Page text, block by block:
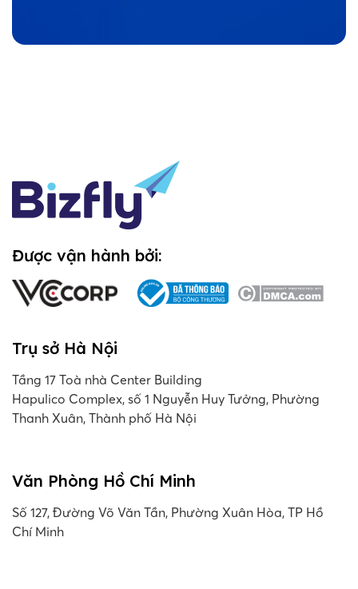
Được vận hành bởi:
Trụ sở Hà Nội
Tầng 17 Toà nhà Center Building
Hapulico Complex, số 1 Nguyễn Huy Tưởng, Phường
Thanh Xuân, Thành phố Hà Nội
Văn Phòng Hồ Chí Minh
Số 127, Đường Võ Văn Tần, Phường Xuân Hòa, TP Hồ
Chí Minh